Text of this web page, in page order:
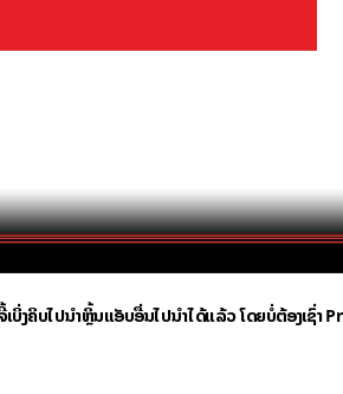
ເບິ່ງຄິບໄປນຳຫຼິ້ນແອັບອື່ນໄປນຳໄດ້ແລ້ວ ໂດຍບໍ່ຕ້ອງເຊົ່າ